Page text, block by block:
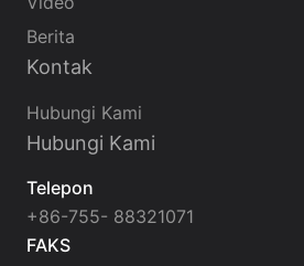
Berita
Kontak
Hubungi Kami
Hubungi Kami
Telepon
+86-755- 88321071
FAKS